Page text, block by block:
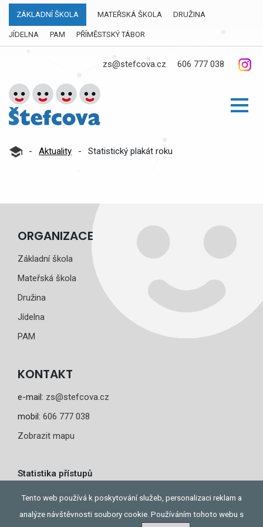
ZÁKLADNÍ ŠKOLA MATEŘSKÁ ŠKOLA DRUŽINA
JÍDELNA PAM PŘÍMĚSTSKÝ TÁBOR
zs@stefcova.cz 606 777 038
- Aktuality - Statistický plakát roku
ORGANIZACE
Základní škola
Mateřská škola
Družina
Jídelna
PAM
KONTAKT
e-mail: zs@stefcova.cz
mobil: 606 777 038
Zobrazit mapu
Statistika přístupů
Dnes: 1
Celkem: 274
Tento web používá k poskytování služeb, personalizaci reklam a
analýze návštěvnosti soubory cookie. Používáním tohoto webu s